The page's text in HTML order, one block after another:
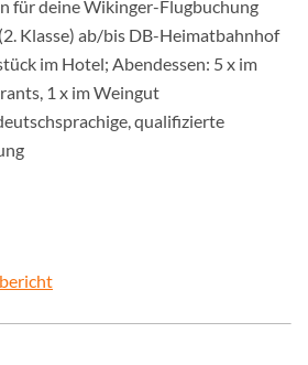
für deine Wikinger-Flugbuchung
Klasse) ab/bis DB-Heimatbahnhof
im Hotel; Abendessen: 5 x im
1 x im Weingut
qualifizierte